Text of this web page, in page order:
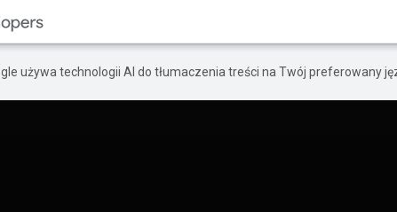
używa technologii AI do tłumaczenia treści na Twój preferowany